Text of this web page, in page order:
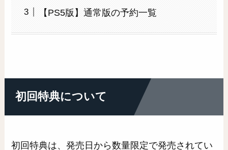
【PS5版】通常版の予約一覧
初回特典について
初回特典は、発売日から数量限定で発売されてい